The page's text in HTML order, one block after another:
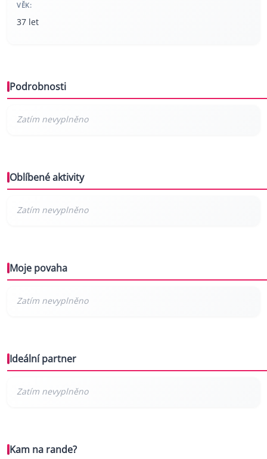
VĚK:
37 let
Podrobnosti
Oblíbené aktivity
Moje povaha
Ideální partner
Kam na rande?